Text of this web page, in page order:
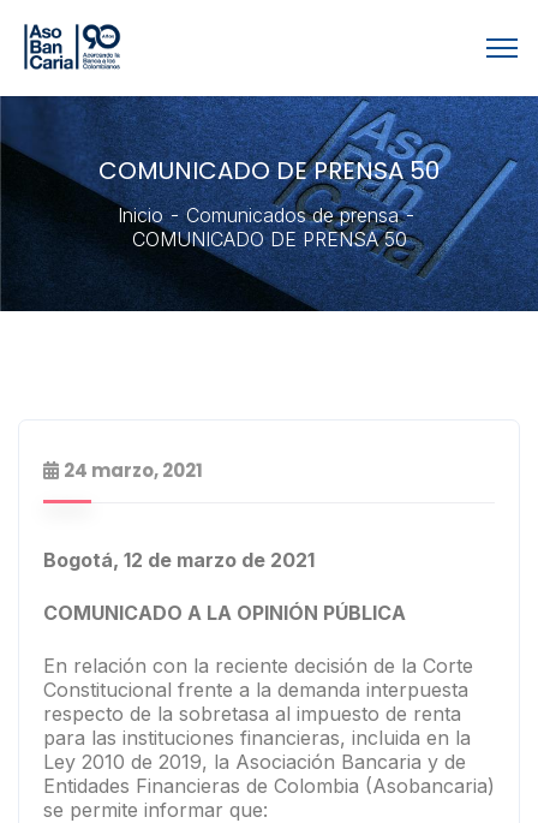
COMUNICADO DE PRENSA 50
Inicio
Comunicados de prensa
COMUNICADO DE PRENSA 50
24 marzo, 2021
Bogotá, 12 de marzo de 2021
COMUNICADO A LA OPINIÓN PÚBLICA
En relación con la reciente decisión de la Corte
Constitucional frente a la demanda interpuesta
respecto de la sobretasa al impuesto de renta
para las instituciones financieras, incluida en la
Ley 2010 de 2019, la Asociación Bancaria y de
Entidades Financieras de Colombia (Asobancaria)
se permite informar que: